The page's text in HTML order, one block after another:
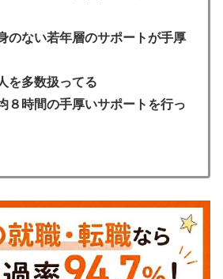
のない若年層のサポートが手厚
を多数扱ってる
８時間の手厚いサポートを行っ